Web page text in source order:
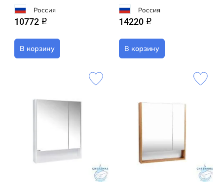
Россия
10772 q
В корзину
Россия
14220 q
В корзину